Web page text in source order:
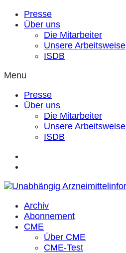
Presse
Über uns
Die Mitarbeiter
Unsere Arbeitsweise
ISDB
Menu
Presse
Über uns
Die Mitarbeiter
Unsere Arbeitsweise
ISDB
Archiv
Abonnement
CME
Über CME
CME-Test